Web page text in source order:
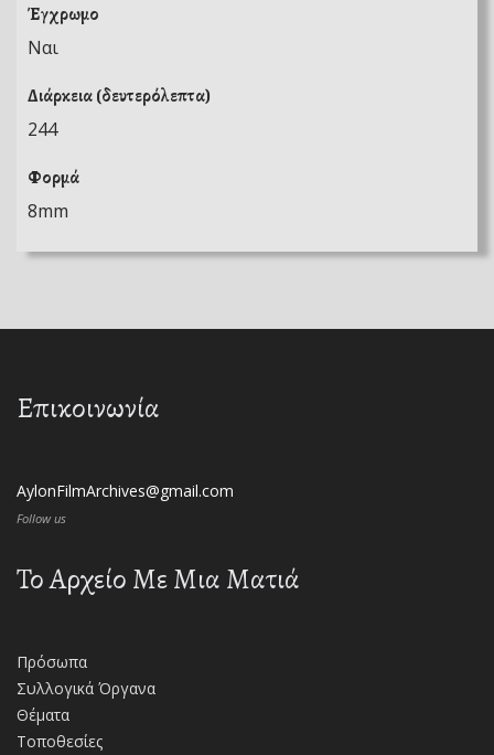
Έγχρωμο
Ναι
Διάρκεια (δευτερόλεπτα)
244
Φορμά
8mm
Επικοινωνία
AylonFilmArchives@gmail.com
Follow us
Το Αρχείο Με Μια Ματιά
Πρόσωπα
Συλλογικά Όργανα
Θέματα
Τοποθεσίες